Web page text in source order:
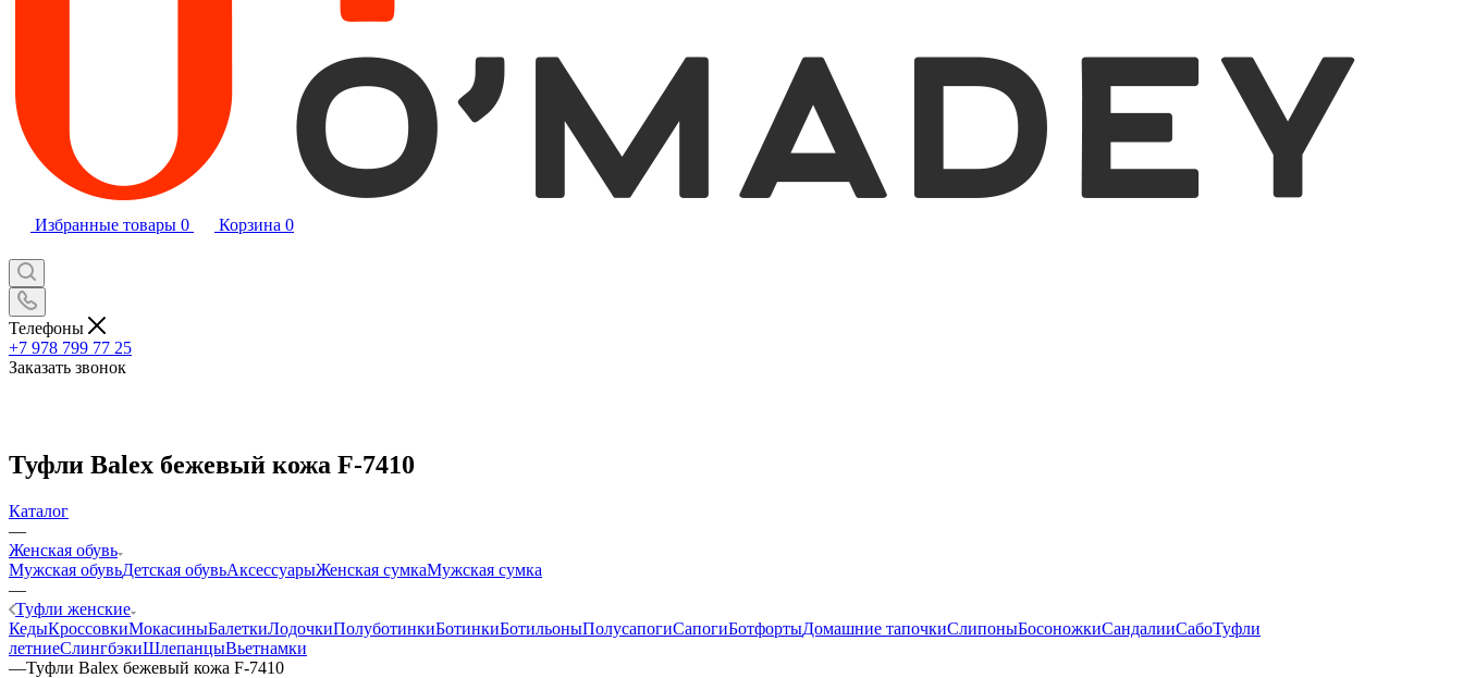
Избранные товары 0 Корзина 0
Телефоны
+7 978 799 77 25
Заказать звонок
Туфли Balex бежевый кожа F-7410
Каталог
—
Женская обувь
Мужская обувьДетская обувьАксессуарыЖенская сумкаМужская сумка
—
Туфли женские
КедыКроссовкиМокасиныБалеткиЛодочкиПолуботинкиБотинкиБотильоныПолусапогиСапогиБотфортыДомашние тапочкиСлипоныБосоножкиСандалииСабоТуфли
летниеСлингбэкиШлепанцыВьетнамки
—Туфли Balex бежевый кожа F-7410